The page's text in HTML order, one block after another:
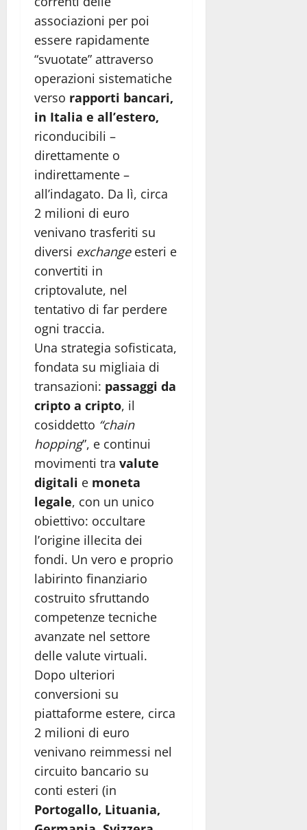
associazioni per poi
essere rapidamente
“svuotate” attraverso
operazioni sistematiche
verso rapporti bancari,
in Italia e all’estero,
riconducibili –
direttamente o
indirettamente –
all’indagato. Da lì, circa
2 milioni di euro
venivano trasferiti su
diversi exchangeesteri e
convertiti in
criptovalute, nel
tentativo di far perdere
ogni traccia.
Una strategia sofisticata,
fondata su migliaia di
transazioni: passaggi da
cripto a cripto, il
cosiddetto “chain
hopping”, e continui
movimenti tra valute
digitali e moneta
legale, con un unico
obiettivo: occultare
l’origine illecita dei
fondi. Un vero e proprio
labirinto finanziario
costruito sfruttando
competenze tecniche
avanzate nel settore
delle valute virtuali.
Dopo ulteriori
conversioni su
piattaforme estere, circa
2 milioni di euro
venivano reimmessi nel
circuito bancario su
conti esteri (in
Portogallo, Lituania,